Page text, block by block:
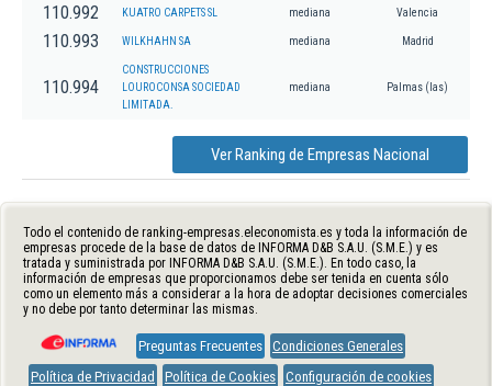
110.992 KUATRO CARPETS SL mediana Valencia
110.993 WILKHAHN SA mediana Madrid
110.994
CONSTRUCCIONES
LOUROCONSA SOCIEDAD
LIMITADA.
mediana Palmas (las)
Ver Ranking de Empresas Nacional
Todo el contenido de ranking-empresas.eleconomista.es y toda la información de
empresas procede de la base de datos de INFORMA D&B S.A.U. (S.M.E.) y es
tratada y suministrada por INFORMA D&B S.A.U. (S.M.E.). En todo caso, la
información de empresas que proporcionamos debe ser tenida en cuenta sólo
como un elemento más a considerar a la hora de adoptar decisiones comerciales
y no debe por tanto determinar las mismas.
Preguntas Frecuentes Condiciones Generales
Política de Privacidad
Política de Cookies Configuración de cookies